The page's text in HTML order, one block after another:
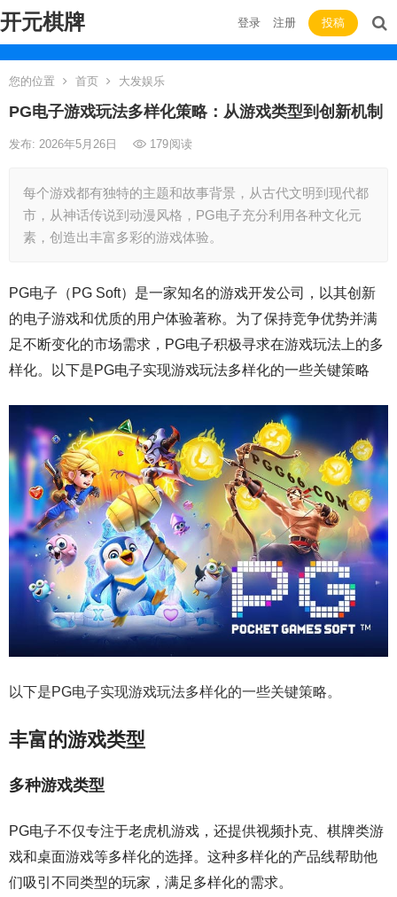
开元棋牌 登录 注册 投稿
您的位置 首页 大发娱乐
PG电子游戏玩法多样化策略：从游戏类型到创新机制
发布: 2026年5月26日 179阅读
每个游戏都有独特的主题和故事背景，从古代文明到现代都
市，从神话传说到动漫风格，PG电子充分利用各种文化元
素，创造出丰富多彩的游戏体验。
PG电子（PG Soft）是一家知名的游戏开发公司，以其创新
的电子游戏和优质的用户体验著称。为了保持竞争优势并满
足不断变化的市场需求，PG电子积极寻求在游戏玩法上的多
样化。以下是PG电子实现游戏玩法多样化的一些关键策略
以下是PG电子实现游戏玩法多样化的一些关键策略。
丰富的游戏类型
多种游戏类型
PG电子不仅专注于老虎机游戏，还提供视频扑克、棋牌类游
戏和桌面游戏等多样化的选择。这种多样化的产品线帮助他
们吸引不同类型的玩家，满足多样化的需求。